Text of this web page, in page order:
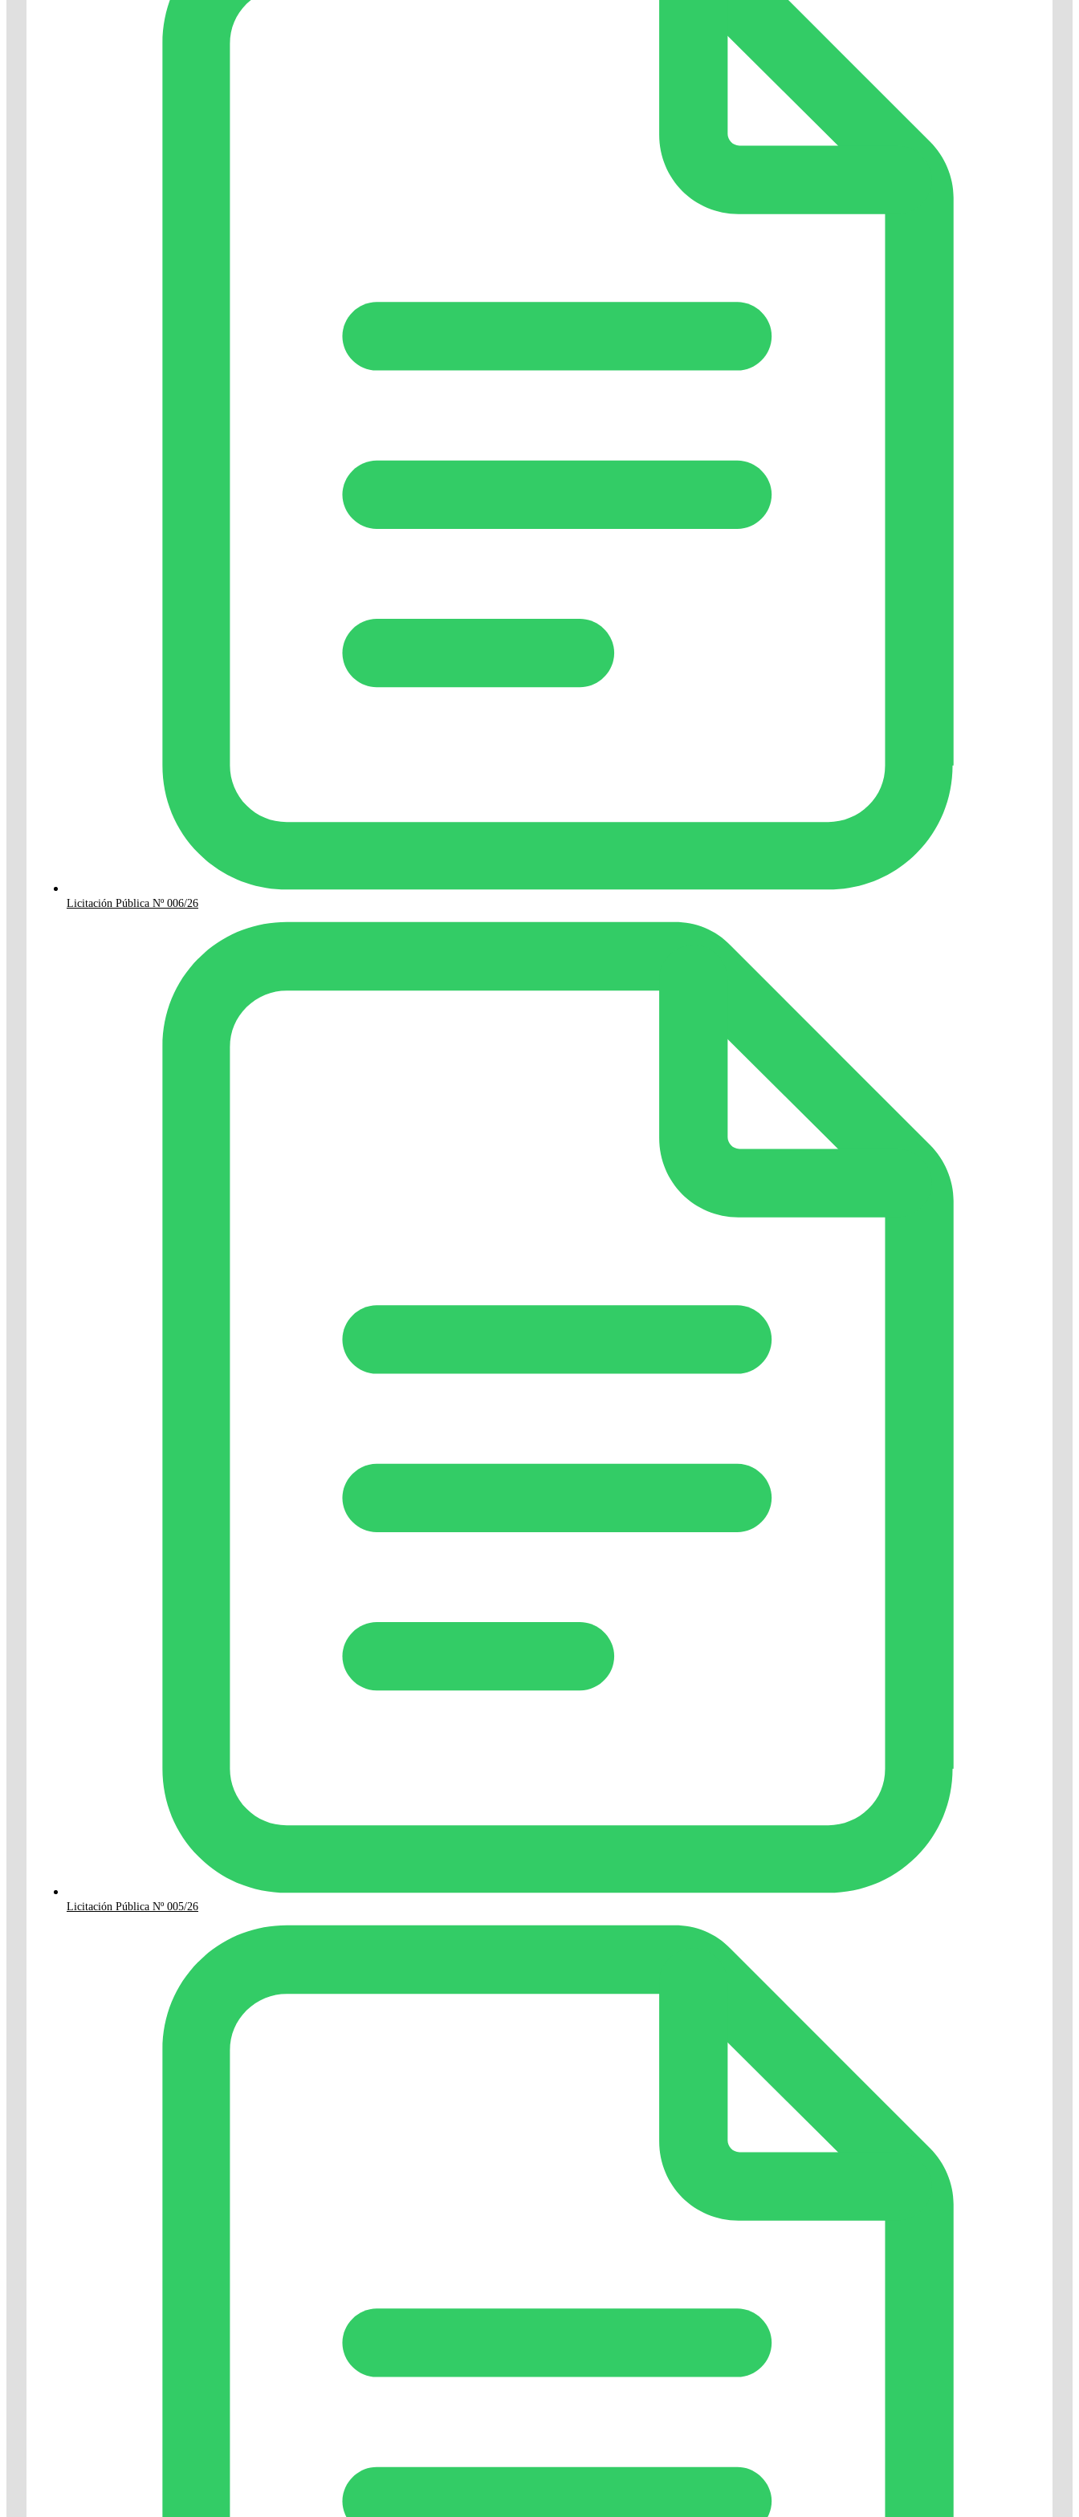
Licitación Pública Nº 006/26
Licitación Pública Nº 005/26